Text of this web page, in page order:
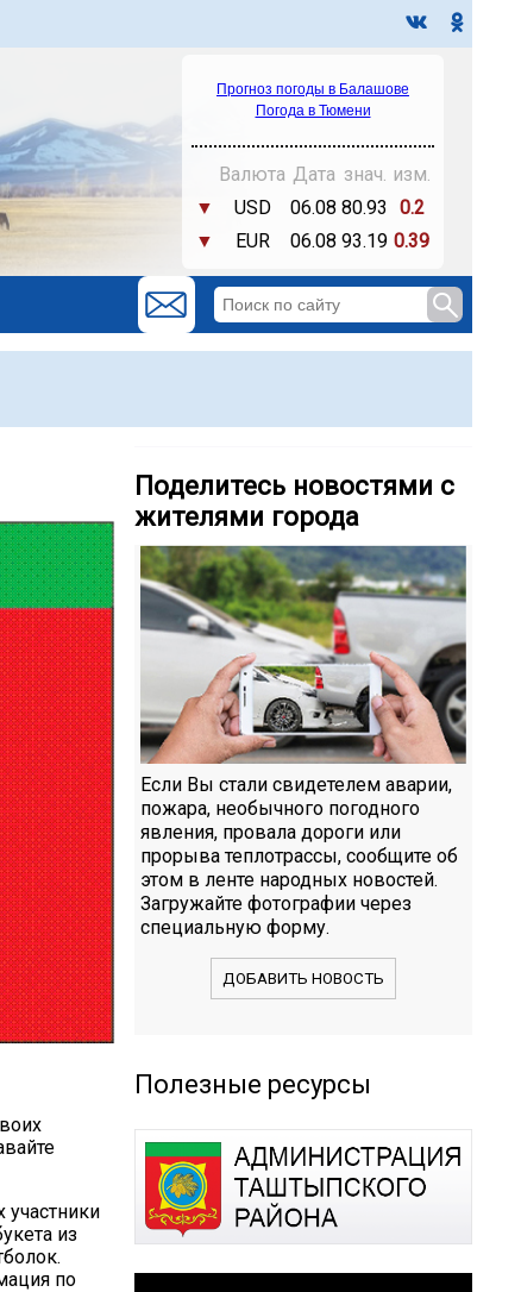
Прогноз погоды в Балашове
Погода в Тюмени
Валюта Дата знач. изм.
▼
USD 06.08 80.93
0.2
▼
EUR 06.08 93.19 0.39
участники
из
по
Поделитесь новостями с
жителями города
Если Вы стали свидетелем аварии,
пожара, необычного погодного
явления, провала дороги или
прорыва теплотрассы, сообщите об
этом в ленте народных новостей.
Загружайте фотографии через
специальную форму.
ДОБАВИТЬ НОВОСТЬ
Полезные ресурсы